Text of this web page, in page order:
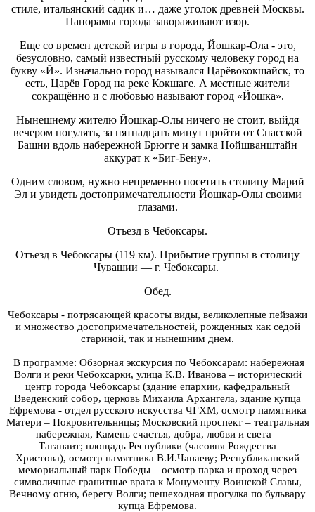
стиле, итальянский садик и… даже уголок древней Москвы.
Панорамы города завораживают взор.
Еще со времен детской игры в города, Йошкар-Ола - это,
безусловно, самый известный русскому человеку город на
букву «Й». Изначально город назывался Царёвококшайск, то
есть, Царёв Город на реке Кокшаге. А местные жители
сокращённо и с любовью называют город «Йошка».
Нынешнему жителю Йошкар-Олы ничего не стоит, выйдя
вечером погулять, за пятнадцать минут пройти от Спасской
Башни вдоль набережной Брюгге и замка Нойшванштайн
аккурат к «Биг-Бену».
Одним словом, нужно непременно посетить столицу Марий
Эл и увидеть достопримечательности Йошкар-Олы своими
глазами.
Отъезд в Чебоксары.
Отъезд в Чебоксары (119 км). Прибытие группы в столицу
Чувашии — г. Чебоксары.
Обед.
Чебоксары - потрясающей красоты виды, великолепные пейзажи
и множество достопримечательностей, рожденных как седой
стариной, так и нынешним днем.
В программе: Обзорная экскурсия по Чебоксарам: набережная
Волги и реки Чебоксарки, улица К.В. Иванова – исторический
центр города Чебоксары (здание епархии, кафедральный
Введенский собор, церковь Михаила Архангела, здание купца
Ефремова - отдел русского искусства ЧГХМ, осмотр памятника
Матери – Покровительницы; Московский проспект – театральная
набережная, Камень счастья, добра, любви и света –
Таганаит; площадь Республики (часовня Рождества
Христова), осмотр памятника В.И.Чапаеву; Республиканский
мемориальный парк Победы – осмотр парка и проход через
символичные гранитные врата к Монументу Воинской Славы,
Вечному огню, берегу Волги; пешеходная прогулка по бульвару
купца Ефремова.